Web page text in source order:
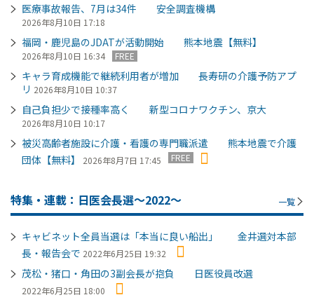
医療事故報告、7月は34件 安全調査機構
2026年8月10日 17:18
福岡・鹿児島のJDATが活動開始 熊本地震【無料】
2026年8月10日 16:34 FREE
キャラ育成機能で継続利用者が増加 長寿研の介護予防アプ
リ 2026年8月10日 10:37
自己負担少で接種率高く 新型コロナワクチン、京大
2026年8月10日 10:17
被災高齢者施設に介護・看護の専門職派遣 熊本地震で介護
団体【無料】
2026年8月7日 17:45 FREE
特集・連載：日医会長選～2022～ 一覧
キャビネット全員当選は「本当に良い船出」 金井選対本部
長・報告会で 2022年6月25日 19:32
茂松・猪口・角田の3副会長が抱負 日医役員改選
2022年6月25日 18:00